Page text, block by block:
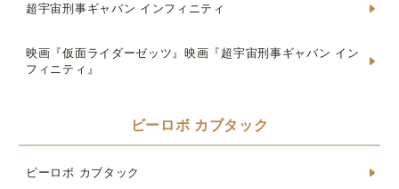
超宇宙刑事ギャバン インフィニティ
映画『仮面ライダーゼッツ』映画『超宇宙刑事ギャバン イン
フィニティ』
ビーロボ カブタック
ビーロボ カブタック